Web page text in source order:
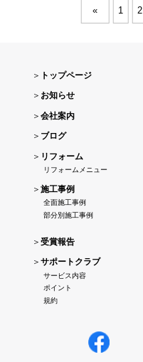
« 1 2
＞ トップページ
＞ お知らせ
＞ 会社案内
＞ ブログ
＞ リフォーム
リフォームメニュー
＞ 施工事例
全面施工事例
部分別施工事例
＞ 受賞報告
＞ サポートクラブ
サービス内容
ポイント
規約